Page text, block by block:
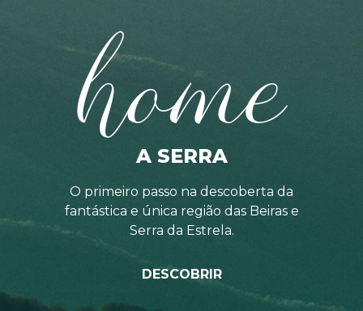
home
A SERRA
O primeiro passo na descoberta da
fantástica e única região das Beiras e
Serra da Estrela.
DESCOBRIR